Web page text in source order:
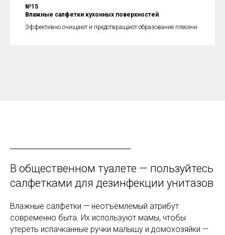
№15
Влажные салфетки кухонных поверхностей
Эффективно очищают и предотвращают образование плесени
В общественном туалете — пользуйтесь
салфетками для дезинфекции унитазов
Влажные салфетки — неотъемлемый атрибут
современно быта. Их используют мамы, чтобы
утереть испачканные ручки малышу и домохозяйки —